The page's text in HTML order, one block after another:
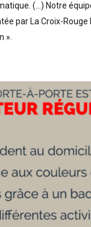
(…) Notre
par La Croix-
».